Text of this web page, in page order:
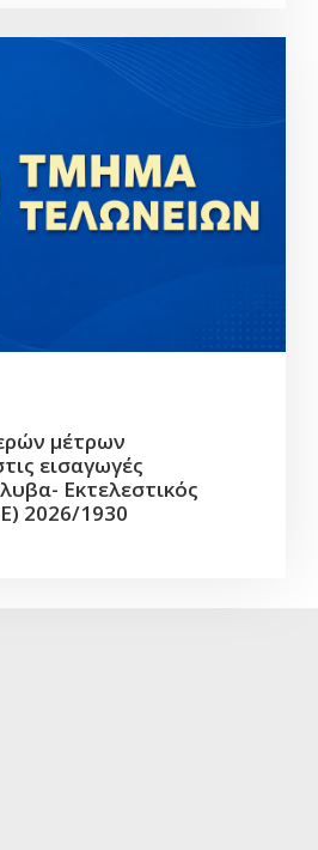
μέτρων
εισαγωγές
Εκτελεστικός
2026/1930